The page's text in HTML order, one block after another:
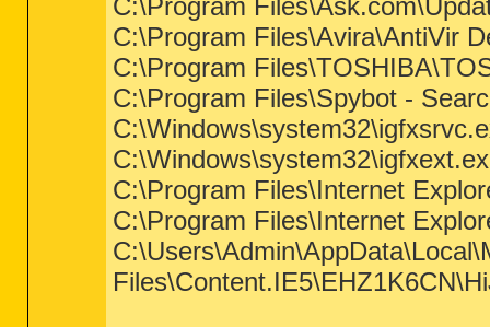
C:\Program
C:\Program Files\Avira\AntiVir
C:\Program
C:\Program Files\Spybot -
C:\Program Files\Internet
C:\Program Files\Internet